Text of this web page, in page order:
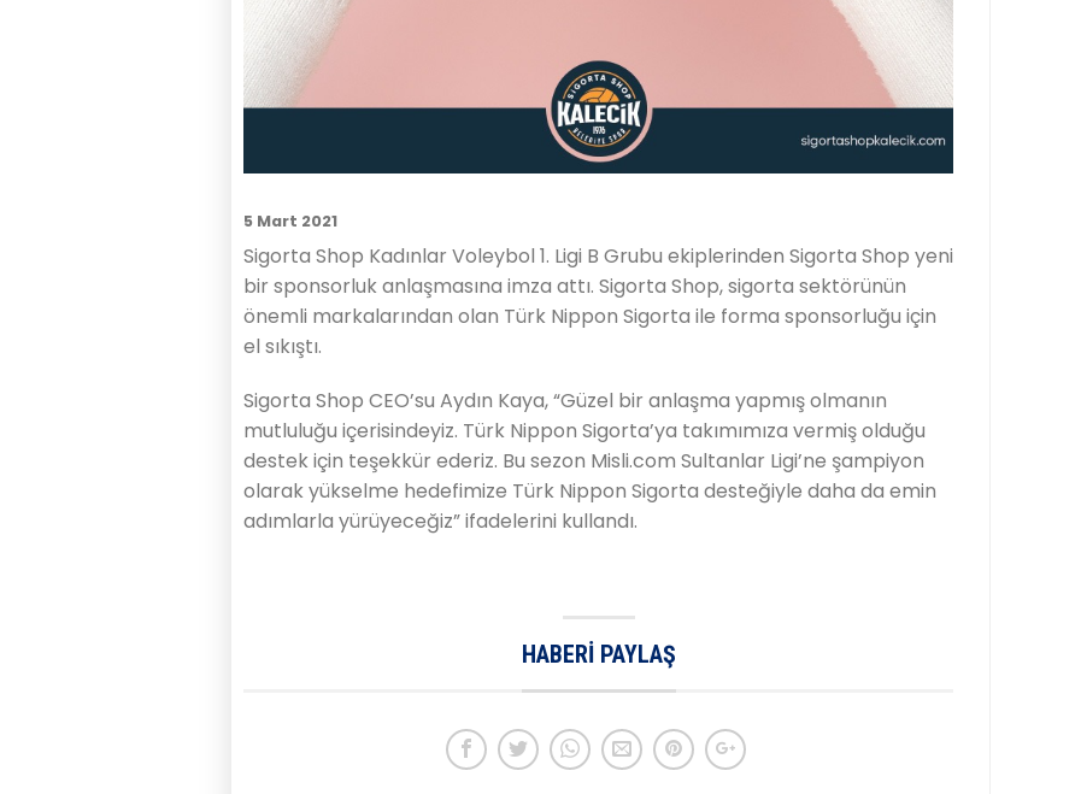
5 Mart 2021
Sigorta Shop Kadınlar Voleybol 1. Ligi B Grubu ekiplerinden Sigorta Shop yeni
bir sponsorluk anlaşmasına imza attı. Sigorta Shop, sigorta sektörünün
önemli markalarından olan Türk Nippon Sigorta ile forma sponsorluğu için
el sıkıştı.
Sigorta Shop CEO’su Aydın Kaya, “Güzel bir anlaşma yapmış olmanın
mutluluğu içerisindeyiz. Türk Nippon Sigorta’ya takımımıza vermiş olduğu
destek için teşekkür ederiz. Bu sezon Misli.com Sultanlar Ligi’ne şampiyon
olarak yükselme hedefimize Türk Nippon Sigorta desteğiyle daha da emin
adımlarla yürüyeceğiz” ifadelerini kullandı.
HABERI PAYLAŞ